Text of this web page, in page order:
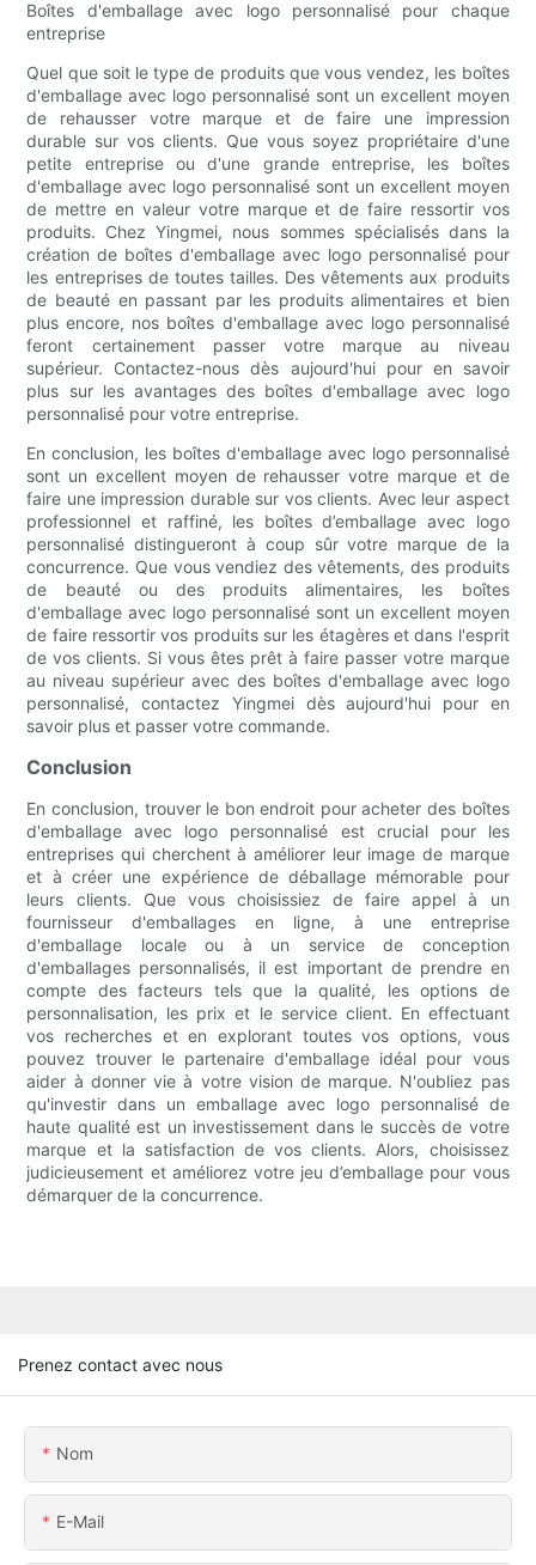
Boîtes d'emballage avec logo personnalisé pour chaque
entreprise
Quel que soit le type de produits que vous vendez, les boîtes
d'emballage avec logo personnalisé sont un excellent moyen
de rehausser votre marque et de faire une impression
durable sur vos clients. Que vous soyez propriétaire d'une
petite entreprise ou d'une grande entreprise, les boîtes
d'emballage avec logo personnalisé sont un excellent moyen
de mettre en valeur votre marque et de faire ressortir vos
produits. Chez Yingmei, nous sommes spécialisés dans la
création de boîtes d'emballage avec logo personnalisé pour
les entreprises de toutes tailles. Des vêtements aux produits
de beauté en passant par les produits alimentaires et bien
plus encore, nos boîtes d'emballage avec logo personnalisé
feront certainement passer votre marque au niveau
supérieur. Contactez-nous dès aujourd'hui pour en savoir
plus sur les avantages des boîtes d'emballage avec logo
personnalisé pour votre entreprise.
En conclusion, les boîtes d'emballage avec logo personnalisé
sont un excellent moyen de rehausser votre marque et de
faire une impression durable sur vos clients. Avec leur aspect
professionnel et raffiné, les boîtes d’emballage avec logo
personnalisé distingueront à coup sûr votre marque de la
concurrence. Que vous vendiez des vêtements, des produits
de beauté ou des produits alimentaires, les boîtes
d'emballage avec logo personnalisé sont un excellent moyen
de faire ressortir vos produits sur les étagères et dans l'esprit
de vos clients. Si vous êtes prêt à faire passer votre marque
au niveau supérieur avec des boîtes d'emballage avec logo
personnalisé, contactez Yingmei dès aujourd'hui pour en
savoir plus et passer votre commande.
Conclusion
En conclusion, trouver le bon endroit pour acheter des boîtes
d'emballage avec logo personnalisé est crucial pour les
entreprises qui cherchent à améliorer leur image de marque
et à créer une expérience de déballage mémorable pour
leurs clients. Que vous choisissiez de faire appel à un
fournisseur d'emballages en ligne, à une entreprise
d'emballage locale ou à un service de conception
d'emballages personnalisés, il est important de prendre en
compte des facteurs tels que la qualité, les options de
personnalisation, les prix et le service client. En effectuant
vos recherches et en explorant toutes vos options, vous
pouvez trouver le partenaire d'emballage idéal pour vous
aider à donner vie à votre vision de marque. N'oubliez pas
qu'investir dans un emballage avec logo personnalisé de
haute qualité est un investissement dans le succès de votre
marque et la satisfaction de vos clients. Alors, choisissez
judicieusement et améliorez votre jeu d’emballage pour vous
démarquer de la concurrence.
Prenez contact avec nous
Nom
E-Mail